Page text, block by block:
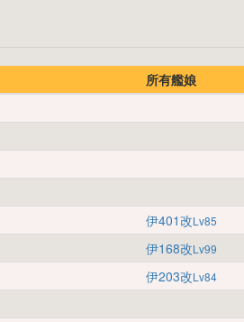
所有艦娘
伊401改Lv85
伊168改Lv99
伊203改Lv84